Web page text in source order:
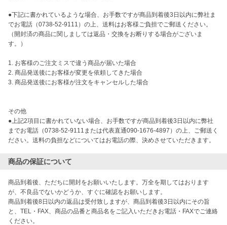
●下記に書かれているような場合、お手数ですが商品到着後3日以内に弊社ま
でお電話（0738-52-9111）の上、送料はお客様ご負担でご郵送ください。
（開封済の商品に関しましては返品・交換をお断りする場合がございま
す。）
1. お客様のご注文ミスで違う商品が届いた場合
2. 商品発送後にお客様が変更を依頼してきた場合
3. 商品発送後にお客様が注文をキャンセルした場合
その他
●上記2項目に書かれていない場合、お手数ですが商品到着後3日以内に弊社
までお電話（0738-52-9111または代表直通090-1676-4897）の上、ご郵送く
ださい。送料の負担などについてはお電話の際、決めさせていただきます。
商品の保証について
商品到着後、ただちに開封をお願いいたします。万全を期してはおります
が、不良品でないかどうか、すぐに確認をお願いします。
商品到着後8日以内の返品は受付致しますが、商品到着後3日以内にその旨
と、TEL・FAX、商品の品番と商品名をご記入いただきお電話・FAXでご連絡
ください。